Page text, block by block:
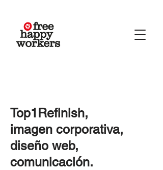
Top1Refinish,
​imagen corporativa,
diseño web,
comunicación.